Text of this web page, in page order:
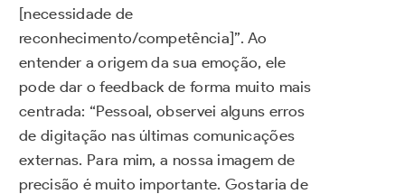
[necessidade de
reconhecimento/competência]”. Ao
entender a origem da sua emoção, ele
pode dar o feedback de forma muito mais
centrada: “Pessoal, observei alguns erros
de digitação nas últimas comunicações
externas. Para mim, a nossa imagem de
precisão é muito importante. Gostaria de